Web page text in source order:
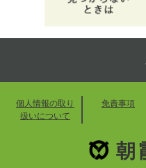
個人情報の取り
扱いについて
免責事項
朝